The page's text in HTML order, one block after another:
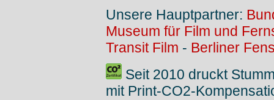
Unsere Hauptpartner:
Museum für Film und
Transit Film - Berliner
Seit 2010 druckt
mit Print-CO2-